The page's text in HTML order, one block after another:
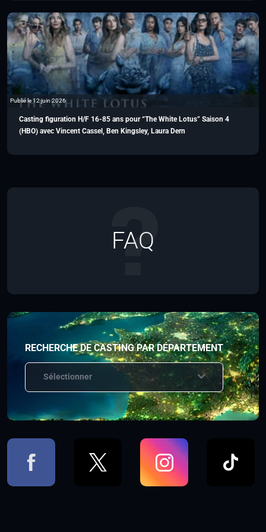
Publié le 12 juin 2026
Casting figuration H/F 16-85 ans pour “The White Lotus” Saison 4
(HBO) avec Vincent Cassel, Ben Kingsley, Laura Dern
FAQ
RECHERCHE DE CASTING PAR DÉPARTEMENT
Sélectionner